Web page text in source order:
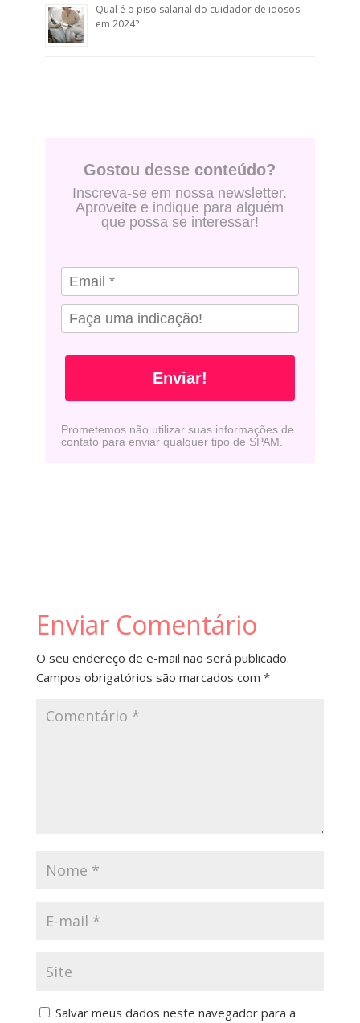
Qual é o piso salarial do cuidador de idosos
em 2024?
Gostou desse conteúdo?
Inscreva-se em nossa newsletter.
Aproveite e indique para alguém
que possa se interessar!
Enviar!
Prometemos não utilizar suas informações de
contato para enviar qualquer tipo de SPAM.
Enviar Comentário
O seu endereço de e-mail não será publicado.
Campos obrigatórios são marcados com *
Salvar meus dados neste navegador para a